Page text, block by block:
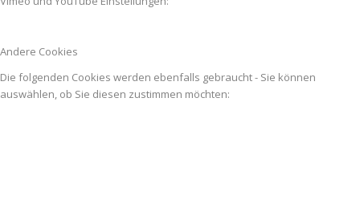
Andere Cookies
Die folgenden Cookies werden ebenfalls gebraucht - Sie können
auswählen, ob Sie diesen zustimmen möchten: